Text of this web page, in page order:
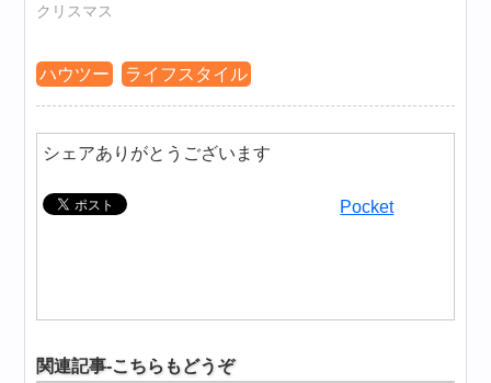
クリスマス
ハウツー ライフスタイル
シェアありがとうございます
Pocket
関連記事-こちらもどうぞ